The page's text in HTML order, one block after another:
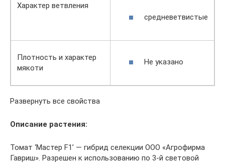
Характер ветвления
средневетвистые
Плотность и характер
мякоти
Не указано
Развернуть все свойства
Описание растения:
Томат ‘Мастер F1’ — гибрид селекции ООО «Агрофирма
Гавриш». Разрешен к использованию по 3-й световой